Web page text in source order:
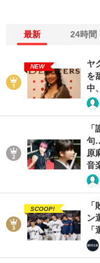
最新 24時間
NEW
ヤ
を
中
句
原
音
SCOOP!
ン